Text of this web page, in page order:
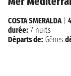
COSTA SMERALDA
durée: 7 nuits
Départs de: Gênes